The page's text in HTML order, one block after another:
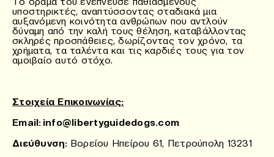
υποστηρικτές, αναπτύσσοντας σταδιακά μια
αυξανόμενη κοινότητα ανθρώπων που αντλούν
δύναμη από την καλή τους θέληση, καταβάλλοντας
σκληρές προσπάθειες, δωρίζοντας τον χρόνο, τα
χρήματα, τα ταλέντα και τις καρδιές τους για τον
αμοιβαίο αυτό στόχο.
Στοιχεία Επικοινωνίας:
Email: info@libertyguidedogs.com
Διεύθυνση: Βορείου Ηπείρου 61, Πετρούπολη 13231